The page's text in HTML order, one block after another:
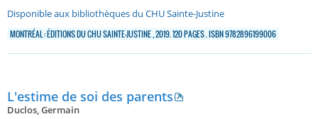
Disponible aux bibliothèques du CHU Sainte-Justine
MONTRÉAL : ÉDITIONS DU CHU SAINTE-JUSTINE , 2019. 120 PAGES . ISBN 9782896199006
L'estime de soi des parents
Duclos, Germain